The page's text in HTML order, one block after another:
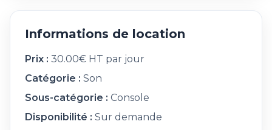
Informations de location
Prix : 30.00€ HT par jour
Catégorie : Son
Sous-catégorie : Console
Disponibilité : Sur demande